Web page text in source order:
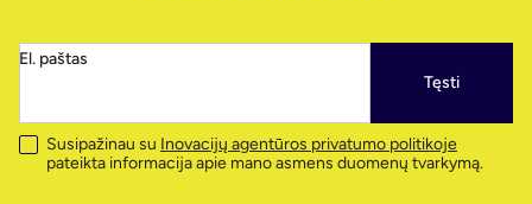
El. paštas
Tęsti
Susipažinau su Inovacijų agentūros privatumo politikoje
pateikta informacija apie mano asmens duomenų tvarkymą.